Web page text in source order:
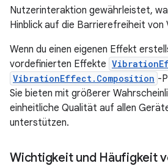
Nutzerinteraktion gewährleistet,
Hinblick auf die Barrierefreiheit von
Wenn du einen eigenen Effekt
vordefinierten Effekte
VibrationEffect.Composition -
Sie bieten mit größerer
einheitliche Qualität auf allen
unterstützen.
Wichtigkeit und Häufigkeit